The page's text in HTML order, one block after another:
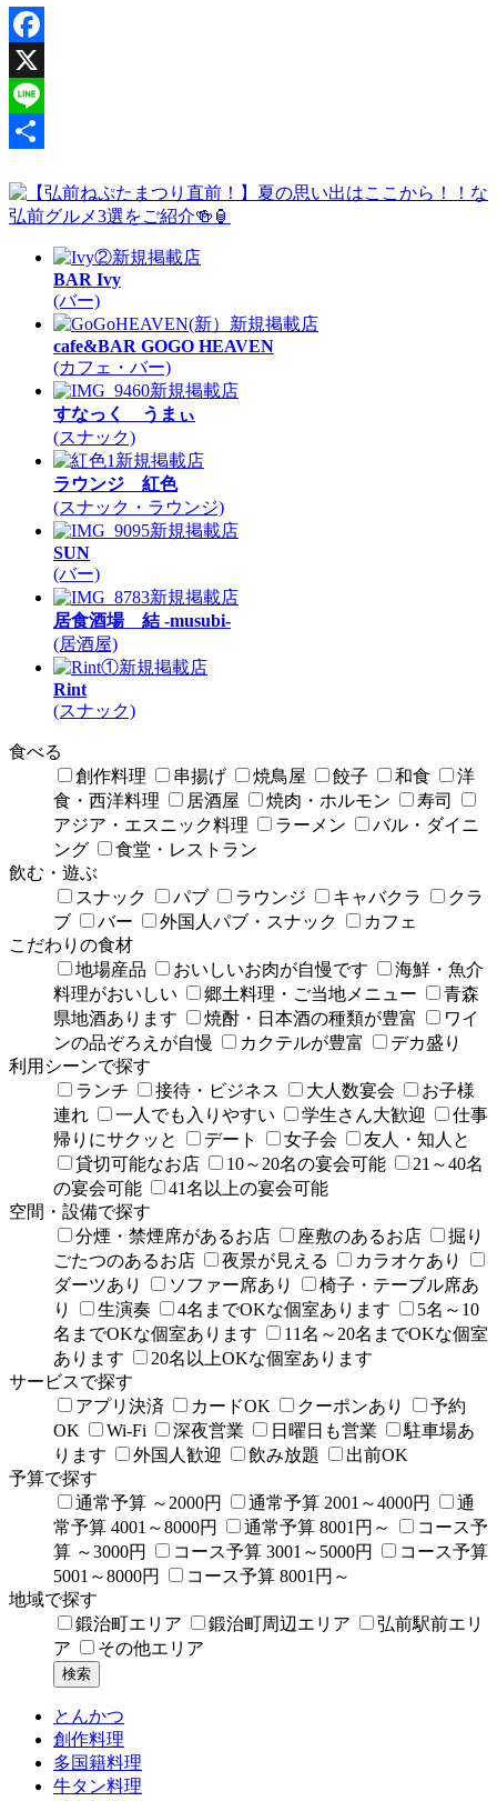
有
新規掲載店
BAR Ivy
(バー)
新規掲載店
cafe&BAR GOGO HEAVEN
(カフェ・バー)
新規掲載店
すなっく うまぃ
(スナック)
新規掲載店
ラウンジ 紅色
(スナック・ラウンジ)
新規掲載店
SUN
(バー)
新規掲載店
居食酒場 結 -musubi-
(居酒屋)
新規掲載店
Rint
(スナック)
食べる
創作料理
串揚げ 焼鳥屋 餃子 和食
洋
食・西洋料理
居酒屋 焼肉・ホルモン
寿司
アジア・エスニック料理
ラーメン
バル・ダイニ
ング
食堂・レストラン
飲む・遊ぶ
スナック
パブ ラウンジ キャバクラ
クラ
ブ
バー 外国人パブ・スナック
カフェ
こだわりの食材
地場産品
おいしいお肉が自慢です
海鮮・魚介
料理がおいしい
郷土料理・ご当地メニュー
青森
県地酒あります
焼酎・日本酒の種類が豊富
ワイ
ンの品ぞろえが自慢
カクテルが豊富
デカ盛り
利用シーンで探す
ランチ
接待・ビジネス 大人数宴会
お子様
連れ
一人でも入りやすい 学生さん大歓迎
仕事
帰りにサクッと
デート 女子会
友人・知人と
貸切可能なお店
10～20名の宴会可能
21～40名
の宴会可能
41名以上の宴会可能
空間・設備で探す
分煙・禁煙席があるお店
座敷のあるお店
掘り
ごたつのあるお店
夜景が見える
カラオケあり
ダーツあり
ソファー席あり
椅子・テーブル席あ
り
生演奏 4名までOKな個室あります
5名～10
名までOKな個室あります
11名～20名までOKな個室
あります
20名以上OKな個室あります
サービスで探す
アプリ決済
カードOK クーポンあり
予約
OK
Wi-Fi 深夜営業 日曜日も営業
駐車場あ
ります
外国人歓迎 飲み放題
出前OK
予算で探す
通常予算 ～2000円
通常予算 2001～4000円
通
常予算 4001～8000円
通常予算 8001円～
コース予
算 ～3000円
コース予算 3001～5000円
コース予算
5001～8000円
コース予算 8001円～
地域で探す
鍛治町エリア
鍛治町周辺エリア
弘前駅前エリ
ア
その他エリア
とんかつ
創作料理
多国籍料理
牛タン料理